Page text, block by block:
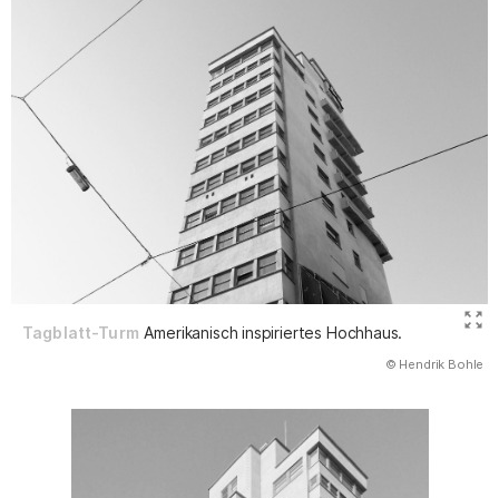
Tagblatt-Turm Amerikanisch inspiriertes Hochhaus.
© Hendrik Bohle